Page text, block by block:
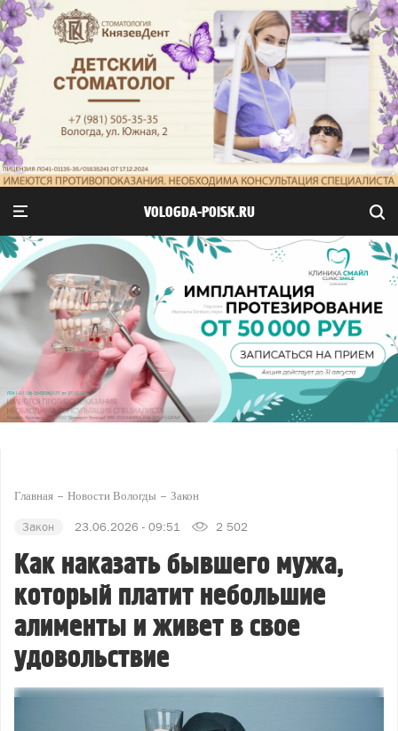
VOLOGDA-POISK.RU
Главная Новости Вологды Закон
Закон 23.06.2026 - 09:51 2 502
Как наказать бывшего мужа,
который платит небольшие
алименты и живет в свое
удовольствие